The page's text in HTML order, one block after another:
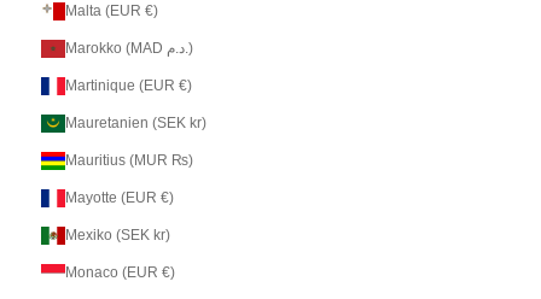
Malta (EUR €)
Marokko (MAD د.م.)
Martinique (EUR €)
Mauretanien (SEK kr)
Mauritius (MUR ₨)
Mayotte (EUR €)
Mexiko (SEK kr)
Monaco (EUR €)